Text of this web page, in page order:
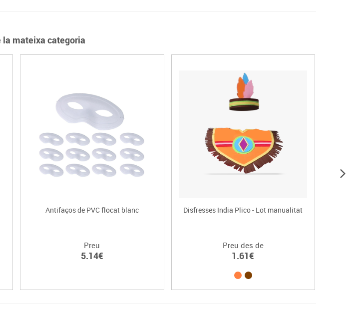
la mateixa categoria
Antifaços de PVC flocat blanc
Preu
5.14€
Disfresses India Plico - Lot manualitat
Preu des de
1.61€